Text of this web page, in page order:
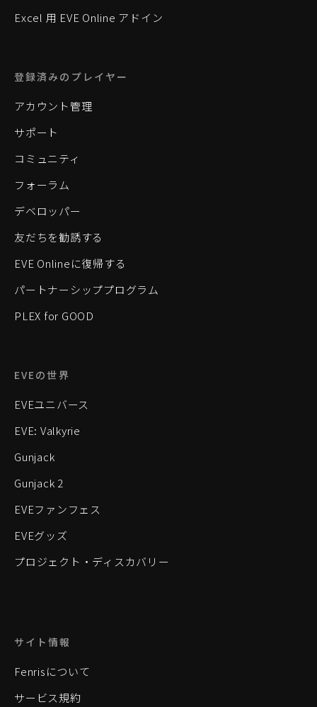
Excel 用 EVE Online アドイン
登録済みのプレイヤー
アカウント管理
サポート
コミュニティ
フォーラム
デベロッパー
友だちを勧誘する
EVE Onlineに復帰する
パートナーシッププログラム
PLEX for GOOD
EVEの世界
EVEユニバース
EVE: Valkyrie
Gunjack
Gunjack 2
EVEファンフェス
EVEグッズ
プロジェクト・ディスカバリー
サイト情報
Fenrisについて
サービス規約